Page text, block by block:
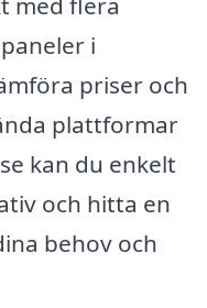
i
priser och
plattformar
kan du enkelt
och hitta en
behov och